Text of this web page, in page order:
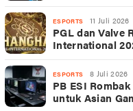
ESPORTS 11 Juli 2026
PGL dan Valve
International
ESPORTS 8 Juli 2026
PB ESI
untuk Asian